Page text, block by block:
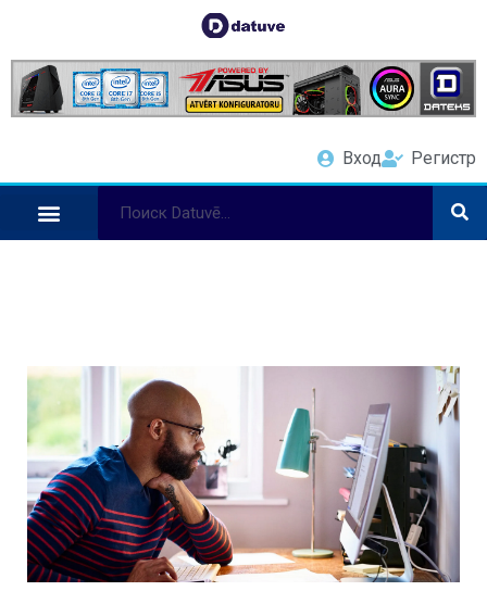
Вход Регистр